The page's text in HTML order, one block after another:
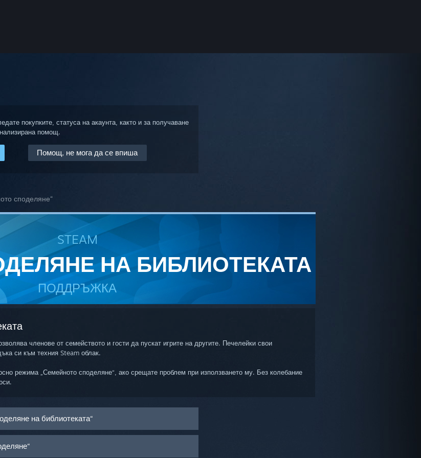
покупките, статуса на акаунта, както и за получаване
помощ.
Помощ, не мога да се впиша
споделяне“
STEAM
НА БИБЛИОТЕКАТА
ПОДДРЪЖКА
членове от семейството и гости да пускат игрите на другите. Печелейки свои
си към техния Steam облак.
режима „Семейното споделяне“, ако срещате проблем при използването му. Без колебание
на библиотеката“